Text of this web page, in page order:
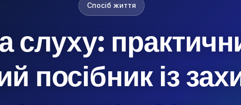
Спосіб життя
слуху:
посібник із